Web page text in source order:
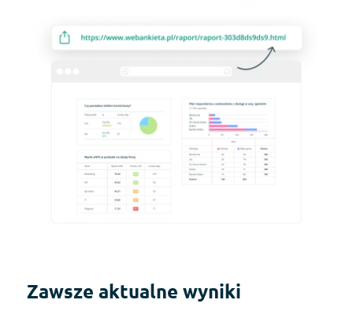
Zawsze aktualne wyniki